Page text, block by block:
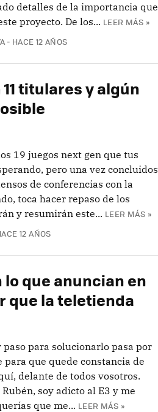
detalles de la importancia que
proyecto. De los... LEER MÁS »
HACE 12 AÑOS
11 titulares y algún
19 juegos next gen que tus
pero una vez concluidos
de conferencias con la
toca hacer repaso de los
y resumirán este... LEER MÁS »
12 AÑOS
lo que anuncian en
que la teletienda
para solucionarlo pasa por
para que quede constancia de
delante de todos vosotros.
soy adicto al E3 y me
que me... LEER MÁS »